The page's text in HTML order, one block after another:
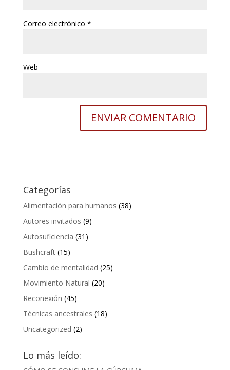
Correo electrónico *
Web
Categorías
Alimentación para humanos (38)
Autores invitados (9)
Autosuficiencia (31)
Bushcraft(15)
Cambio de mentalidad (25)
Movimiento Natural (20)
Reconexión (45)
Técnicas ancestrales (18)
Uncategorized (2)
Lo más leído: